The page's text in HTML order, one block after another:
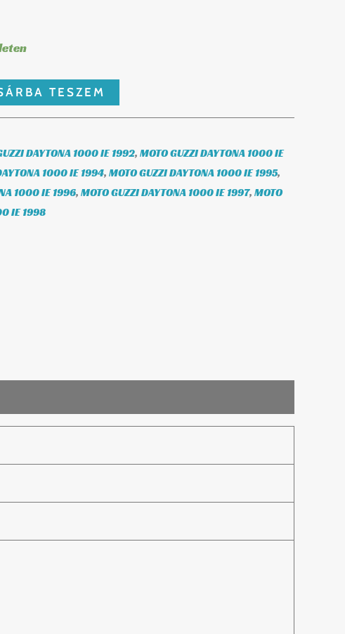
TESZEM
DAYTONA 1000 IE 1992, MOTO GUZZI DAYTONA 1000 IE
1000 IE 1994, MOTO GUZZI DAYTONA 1000 IE 1995,
1000 IE 1996, MOTO GUZZI DAYTONA 1000 IE 1997, MOTO
IE 1998